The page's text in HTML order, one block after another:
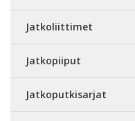
Jatkoliittimet
Jatkopiiput
Jatkoputkisarjat